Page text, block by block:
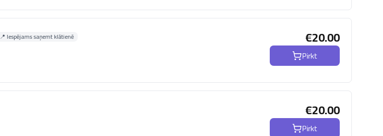
📍 Iespējams saņemt klātienē €20.00
Pirkt
€20.00
Pirkt